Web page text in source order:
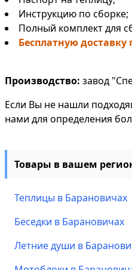
Инструкцию по сборке;
Полный комплект для
Бесплатную
Производство: завод
Если Вы не нашли
нами для определения
Товары в вашем
Теплицы в Барановичах
Беседки в Барановичах
Летние души в